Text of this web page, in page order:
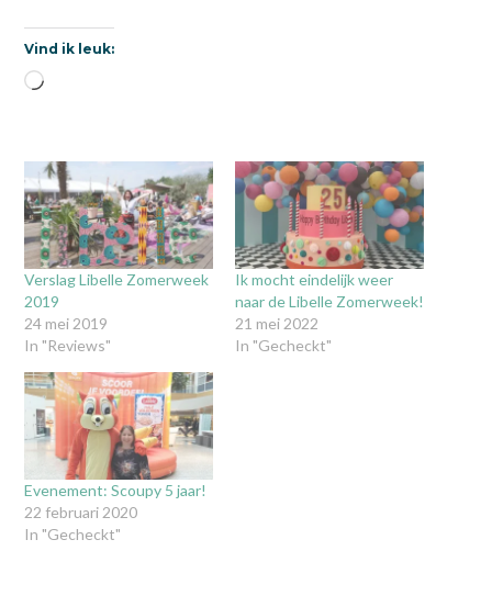
Vind ik leuk:
Aan
Verslag Libelle Zomerweek
2019
24 mei 2019
In "Reviews"
Ik mocht eindelijk weer
naar de Libelle Zomerweek!
21 mei 2022
In "Gecheckt"
Evenement: Scoupy 5 jaar!
22 februari 2020
In "Gecheckt"